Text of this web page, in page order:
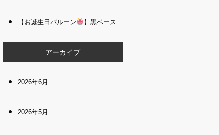
【お誕生日バルーン 】黒ベース×ヒョウ柄がおしゃれ
アーカイブ
2026年6月
2026年5月